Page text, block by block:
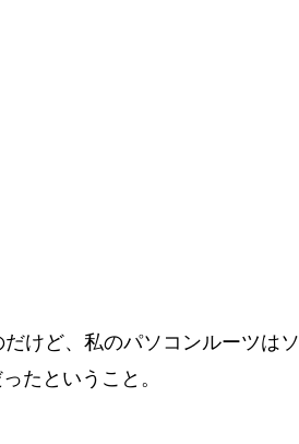
けど、私のパソコンルーツはソ
たということ。